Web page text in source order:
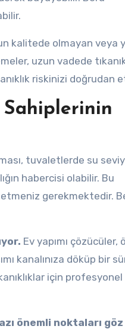
kalitede olmayan veya
uzun vadede
riskinizi doğrudan
Sahiplerinin
tuvaletlerde su
habercisi olabilir. Bu
etmeniz gerekmektedir.
Ev yapımı çözücüler,
kanalınıza döküp bir
için profesyonel
önemli noktaları göz